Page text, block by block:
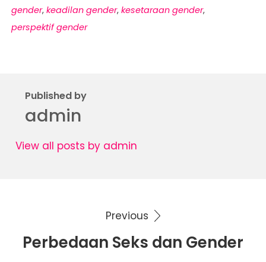
gender,keadilan gender,kesetaraan gender,
perspektif gender
Published by
admin
View all posts by admin
pos
Previous
Perbedaan Seks dan Gender